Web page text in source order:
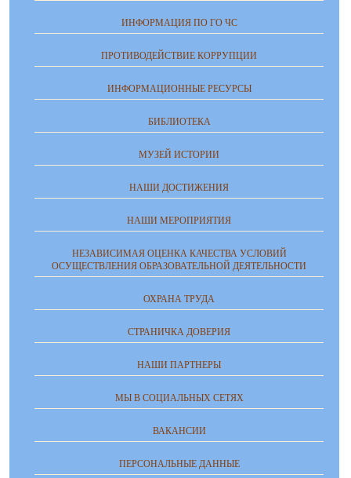
ИНФОРМАЦИЯ ПО ГО ЧС
ПРОТИВОДЕЙСТВИЕ КОРРУПЦИИ
ИНФОРМАЦИОННЫЕ РЕСУРСЫ
БИБЛИОТЕКА
МУЗЕЙ ИСТОРИИ
НАШИ ДОСТИЖЕНИЯ
НАШИ МЕРОПРИЯТИЯ
НЕЗАВИСИМАЯ ОЦЕНКА КАЧЕСТВА УСЛОВИЙ
ОСУЩЕСТВЛЕНИЯ ОБРАЗОВАТЕЛЬНОЙ ДЕЯТЕЛЬНОСТИ
ОХРАНА ТРУДА
СТРАНИЧКА ДОВЕРИЯ
НАШИ ПАРТНЕРЫ
МЫ В СОЦИАЛЬНЫХ СЕТЯХ
ВАКАНСИИ
ПЕРСОНАЛЬНЫЕ ДАННЫЕ